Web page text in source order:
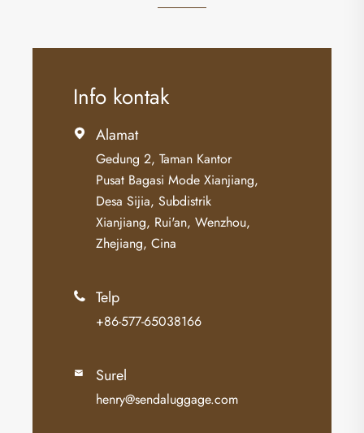
Info kontak
 Alamat
Gedung 2, Taman Kantor
Pusat Bagasi Mode Xianjiang,
Desa Sijia, Subdistrik
Xianjiang, Rui'an, Wenzhou,
Zhejiang, Cina
 Telp
+86-577-65038166
 Surel
henry@sendaluggage.com